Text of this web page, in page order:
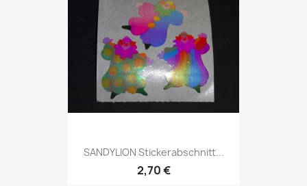
SANDYLION Stickerabschnitt...
2,70 €